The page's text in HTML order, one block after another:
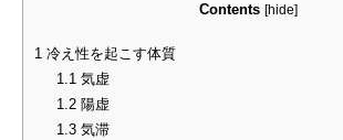
Contents [hide]
1 冷え性を起こす体質
1.1気虚
1.2陽虚
1.3気滞